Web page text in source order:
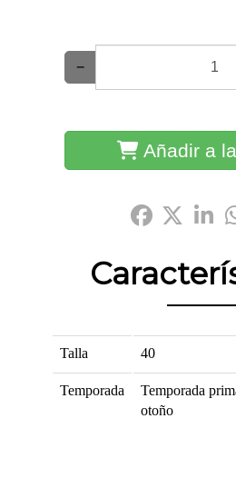
−
Añadir a
Talla 40
Temporada Temporada
otoño